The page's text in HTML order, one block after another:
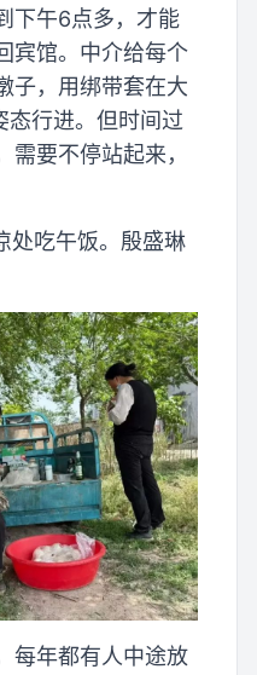
下午6点多，才能
宾馆。中介给每个
子，用绑带套在大
态行进。但时间过
要不停站起来，
处吃午饭。殷盛琳
每年都有人中途放